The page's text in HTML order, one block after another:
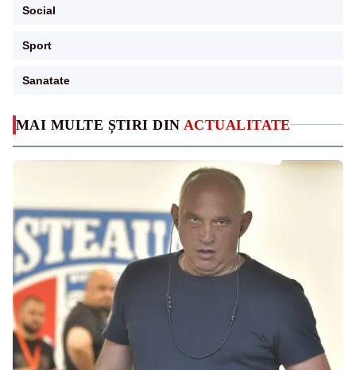
MAI MULTE ȘTIRI DIN ACTUALITATE
Social
Sport
Sanatate